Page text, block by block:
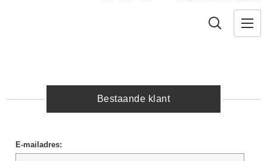
Bestaande klant
E-mailadres: